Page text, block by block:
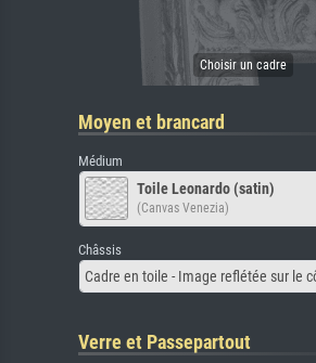
Moyen et brancard
Médium
Toile Leonardo (satin)
(Canvas Venezia)
Châssis
Cadre en toile - Image reflétée sur le
Verre et Passepartout